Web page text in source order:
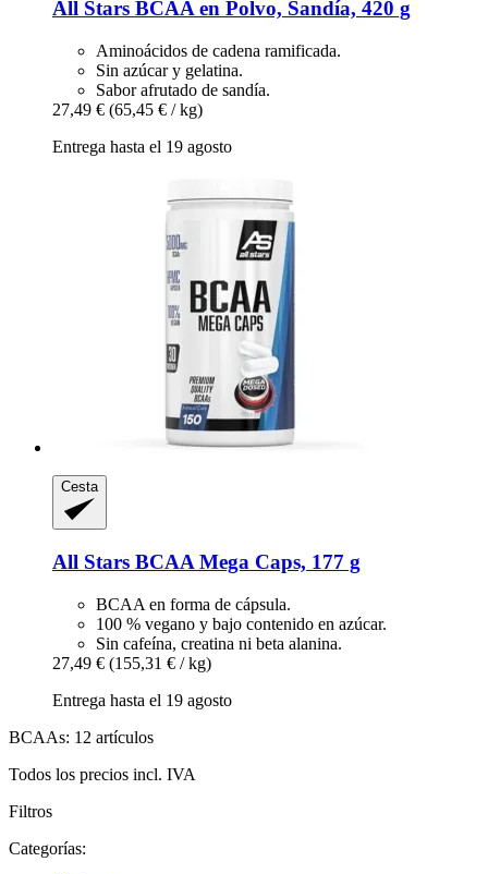
All Stars BCAA en Polvo, Sandía, 420 g
Aminoácidos de cadena ramificada.
Sin azúcar y gelatina.
Sabor afrutado de sandía.
27,49 € (65,45 € / kg)
Entrega hasta el 19 agosto
Cesta
All Stars BCAA Mega Caps, 177 g
BCAA en forma de cápsula.
100 % vegano y bajo contenido en azúcar.
Sin cafeína, creatina ni beta alanina.
27,49 € (155,31 € / kg)
Entrega hasta el 19 agosto
BCAAs: 12 artículos
Todos los precios incl. IVA
Filtros
Categorías: